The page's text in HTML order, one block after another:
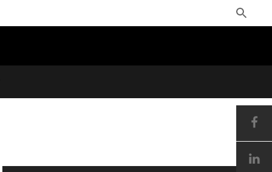
Toggle
Search